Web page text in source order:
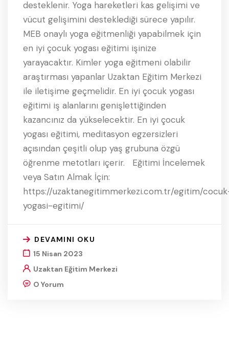
desteklenir. Yoga hareketleri kas gelişimi ve
vücut gelişimini desteklediği sürece yapılır.
MEB onaylı yoga eğitmenliği yapabilmek için
en iyi çocuk yogası eğitimi işinize
yarayacaktır. Kimler yoga eğitmeni olabilir
araştırması yapanlar Uzaktan Eğitim Merkezi
ile iletişime geçmelidir. En iyi çocuk yogası
eğitimi iş alanlarını genişlettiğinden
kazancınız da yükselecektir. En iyi çocuk
yogası eğitimi, meditasyon egzersizleri
açısından çeşitli olup yaş grubuna özgü
öğrenme metotları içerir. Eğitimi İncelemek
veya Satın Almak İçin:
https://uzaktanegitimmerkezi.com.tr/egitim/
yogasi-egitimi/
DEVAMINI OKU
15 Nisan 2023
Uzaktan Eğitim Merkezi
O Yorum